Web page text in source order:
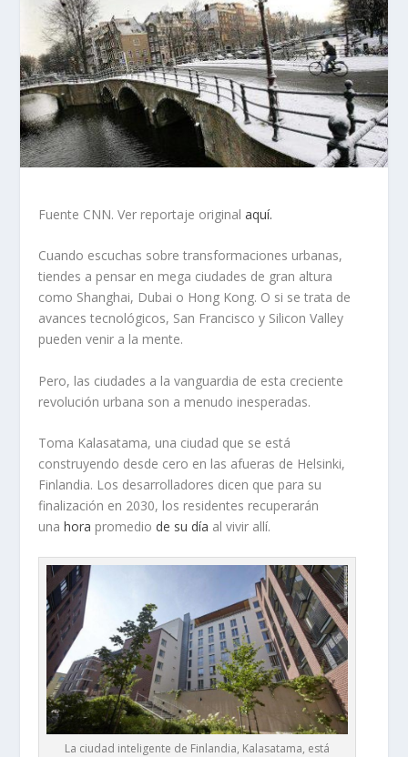
Fuente CNN. Ver reportaje originalaquí.
Cuando escuchas sobre transformaciones urbanas,
tiendes a pensar en mega ciudades de gran altura
como Shanghai, Dubai o Hong Kong. O si se trata de
avances tecnológicos, San Francisco y Silicon Valley
pueden venir a la mente.
Pero, las ciudades a la vanguardia de esta creciente
revolución urbana son a menudo inesperadas.
Toma Kalasatama, una ciudad que se está
construyendo desde cero en las afueras de Helsinki,
Finlandia. Los desarrolladores dicen que para su
finalización en 2030, los residentes recuperarán
unahora promedio de su día al vivir allí.
La ciudad inteligente de Finlandia, Kalasatama, está